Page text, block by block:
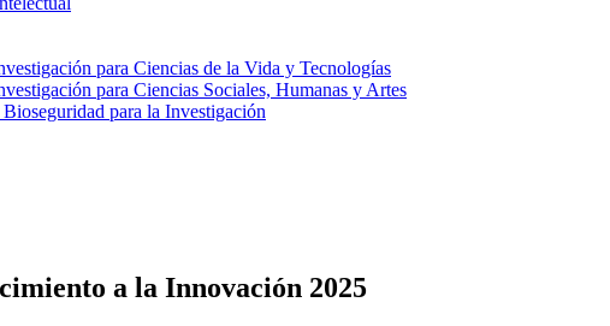
para Ciencias de la Vida y Tecnologías
para Ciencias Sociales, Humanas y Artes
para la Investigación
a la Innovación 2025